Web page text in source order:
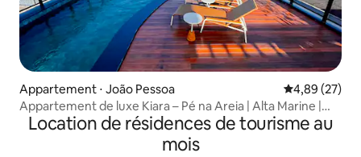
Appartement ⋅ João Pessoa Évaluation
4,89 (27)
Appartement de luxe Kiara – Pé na Areia | Alta Marine |
Bessa
Location de résidences de tourisme au
mois